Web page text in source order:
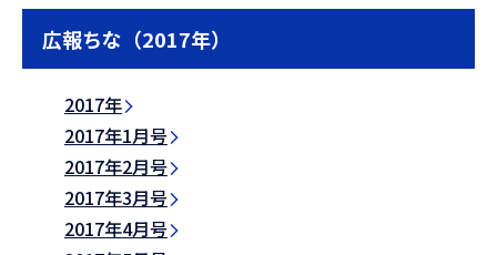
広報ちな（2017年）
2017年
2017年1月号
2017年2月号
2017年3月号
2017年4月号